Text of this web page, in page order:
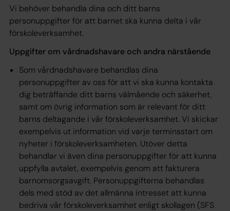
Vi behöver behandla dina och ditt barns
personuppgifter för att barnet ska kunna delta i vår
förskoleverksamhet.
Uppgifter om vårdnadshavare och andra närstående
Som vårdnadshavare behandlas dina
personuppgifter av oss för att vi ska kunna kontakta
dig beträffande ditt barns välmående och säkerhet,
samt om övrig information som är relevant för ditt
barns deltagande i vår förskoleverksamhet. Vi skickar
exempelvis ut information vid varje terminsstart om
nyheter i förskoleverksamheten. Utöver detta
behandlar vi även dina personuppgifter för att kunna
uppfylla avtalet, exempelvis genom att fakturera
barnomsorgsavgift. Personuppgifterna behandlas
dels med stöd av det allmänna intresset att kunna
bedriva vår förskoleverksamhet enligt skollagen (SFS